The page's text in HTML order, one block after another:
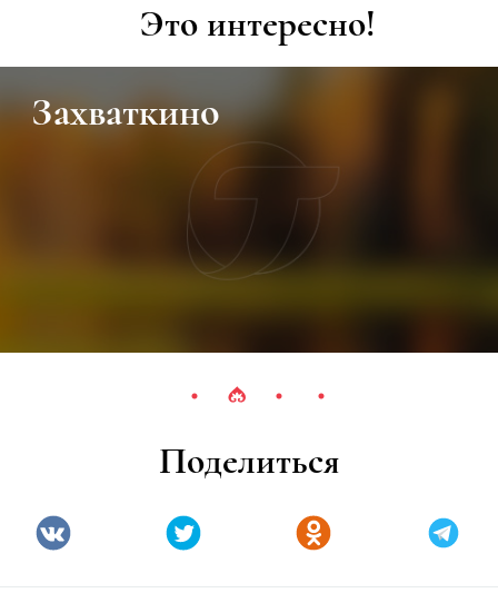
Это интересно!
Захваткино
Поделиться